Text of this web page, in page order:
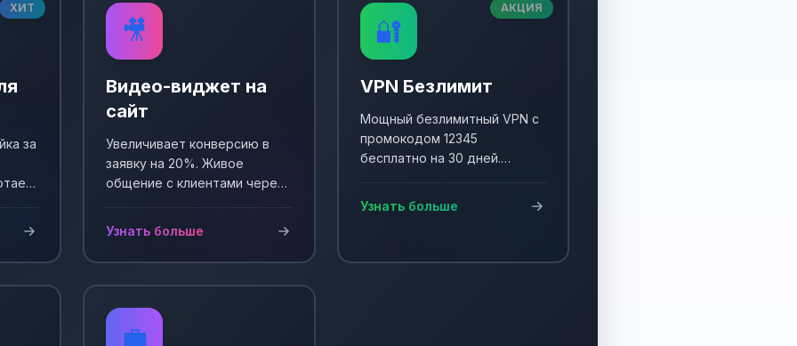
ХИТ
за
🎥
Видео-виджет на
сайт
Увеличивает конверсию в
заявку на 20%. Живое
общение с клиентами через
Узнать больше
АКЦИЯ
🔐
VPN Безлимит
Мощный безлимитный VPN с
промокодом 12345
бесплатно на 30 дней.
Узнать больше
💼